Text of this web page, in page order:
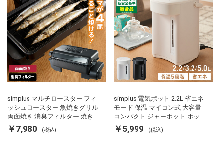
simplus マルチロースター フィ
ッシュロースター 魚焼きグリル
両面焼き 消臭フィルター 焼き魚
両面ヒーター タイマー付き SP-
FRS01 マットブラック シンプラ
￥7,980 (税込)
simplus 電気ポット 2.2L 省エネ
モード 保温 マイコン式 大容量
コンパクト ジャーポット ポット
カルキ抜き 空焚き防止 温度調節
軽量 SP-PD22 シンプラス
￥5,999 (税込)